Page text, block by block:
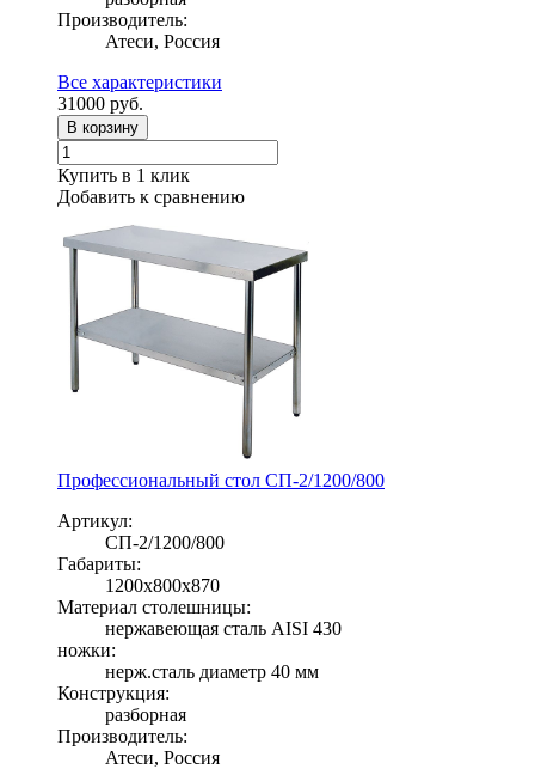
Производитель:
Атеси, Россия
Все характеристики
31000 руб.
В корзину
Купить в 1 клик
Добавить к сравнению
Профессиональный стол СП-2/1200/800
Артикул:
СП-2/1200/800
Габариты:
1200х800х870
Материал столешницы:
нержавеющая сталь AISI 430
ножки:
нерж.сталь диаметр 40 мм
Конструкция:
разборная
Производитель:
Атеси, Россия